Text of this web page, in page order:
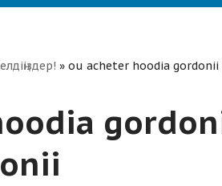
» ou acheter hoodia